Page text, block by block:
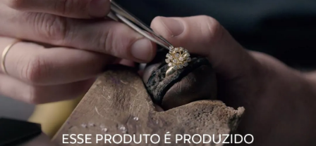
Material
Pedra Zircônia
Com Pingentes, Brinco Argola
Público Feminino
Observação O Brinco possui 13,5 mm de